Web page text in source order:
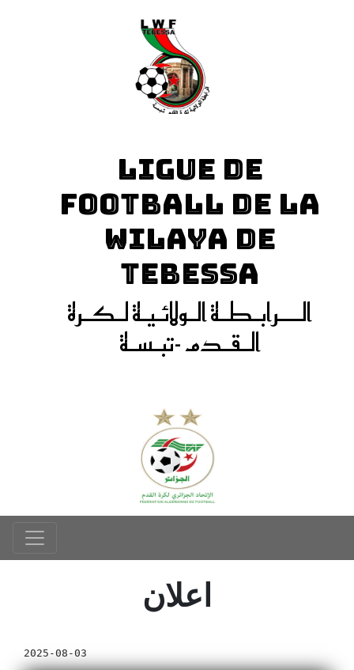
LIGUE DE
FOOTBALL DE LA
WILAYA DE
TEBESSA
الـــرابـطـة الـولائـيـة لـكـرة
الـقـدم -تبـسـة
اعلان
2025-08-03